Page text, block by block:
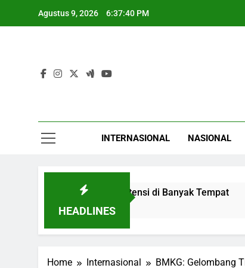
Agustus 9, 2026 6:37:41 PM
INTERNASIONAL NASIONAL
HEADLINES
Hujan Berpotensi di Banyak Tempat
Home Internasional BMKG: Gelombang